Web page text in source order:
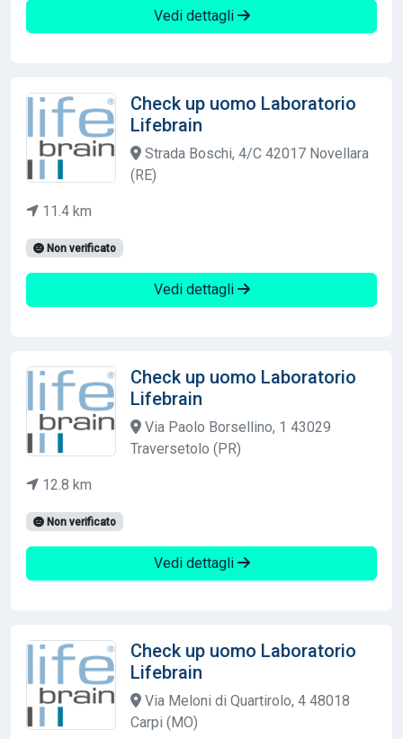
Vedi dettagli
Check up uomo Laboratorio
Lifebrain
Strada Boschi, 4/C 42017 Novellara
(RE)
11.4 km
Non verificato
Vedi dettagli
Check up uomo Laboratorio
Lifebrain
Via Paolo Borsellino, 1 43029
Traversetolo (PR)
12.8 km
Non verificato
Vedi dettagli
Check up uomo Laboratorio
Lifebrain
Via Meloni di Quartirolo, 4 48018
Carpi (MO)